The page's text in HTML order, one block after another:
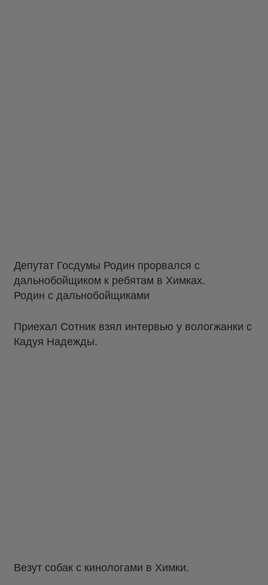
Депутат Госдумы Родин прорвался с
дальнобойщиком к ребятам в Химках.
Родин с дальнобойщиками
Приехал Сотник взял интервью у вологжанки с
Кадуя Надежды.
Везут собак с кинологами в Химки.